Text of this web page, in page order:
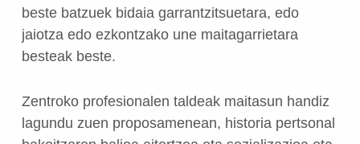
beste batzuek bidaia garrantzitsuetara, edo
jaiotza edo ezkontzako une maitagarrietara
besteak beste.
Zentroko profesionalen taldeak maitasun handiz
lagundu zuen proposamenean, historia pertsonal